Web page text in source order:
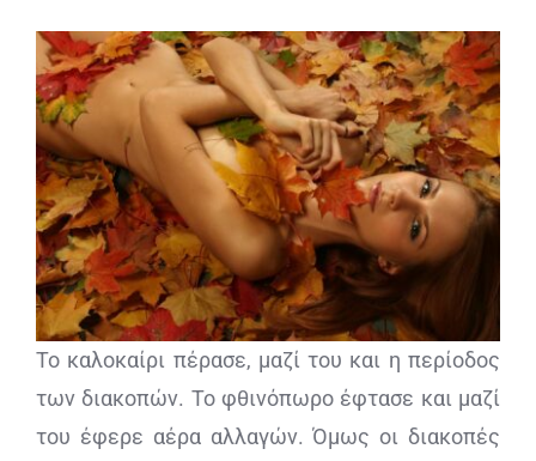
ΔΙΑΓΝΩΣΤΙΚΕΣ ΑΝΑΛΥΣΕΙΣ
BLOG
ΕΠΙΚΟΙΝΩΝΙΑ
Το καλοκαίρι πέρασε, μαζί του και η περίοδος
των διακοπών. Το φθινόπωρο έφτασε και μαζί
του έφερε αέρα αλλαγών. Όμως οι διακοπές